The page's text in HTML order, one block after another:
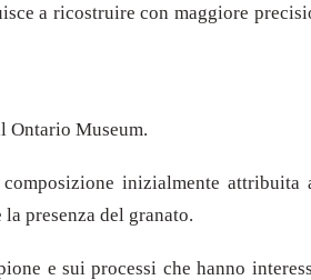
a ricostruire con maggiore
Ontario Museum.
inizialmente
presenza del granato.
e sui processi che hanno